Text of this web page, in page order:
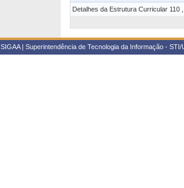
Detalhes da Estrutura Curricular 110
SIGAA | Superintendência de Tecnologia da Informação -